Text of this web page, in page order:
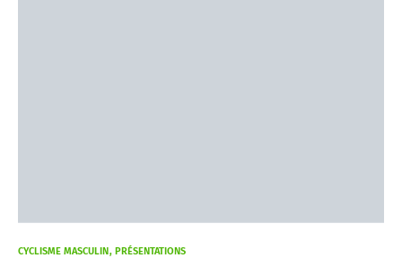
CYCLISME MASCULIN PRÉSENTATIONS